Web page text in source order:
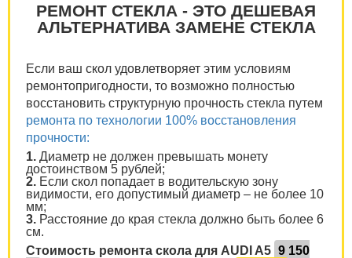
РЕМОНТ СТЕКЛА - ЭТО ДЕШЕВАЯ
АЛЬТЕРНАТИВА ЗАМЕНЕ СТЕКЛА
Если ваш скол удовлетворяет этим условиям
ремонтопригодности, то возможно полностью
восстановить структурную прочность стекла путем
ремонта по технологии 100% восстановления
прочности:
1. Диаметр не должен превышать монету
достоинством 5 рублей;
2. Если скол попадает в водительскую зону
видимости, его допустимый диаметр – не более 10
мм;
3. Расстояние до края стекла должно быть более 6
см.
Стоимость ремонта скола для AUDI A5 9 150